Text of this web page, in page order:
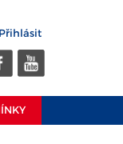
Přihlásit